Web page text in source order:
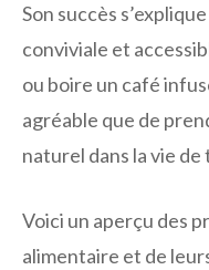
Son succès
conviviale et
ou boire un café
agréable que de
naturel dans la vie de
Voici un aperçu des
alimentaire et de